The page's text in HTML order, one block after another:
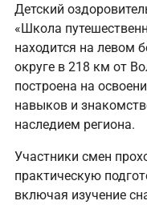
Детский
«Школа
находится на левом
округе в 218 км от
построена на
навыков и
наследием региона.
Участники смен
практическую
включая изучение